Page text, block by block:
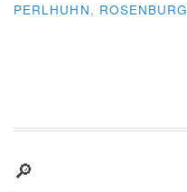
PERLHUHN, ROSENBURG
🔎